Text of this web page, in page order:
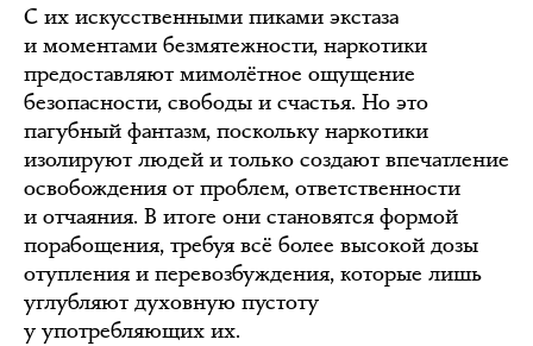
С их искусственными пиками экстаза
и моментами безмятежности, наркотики
предоставляют мимолётное ощущение
безопасности, свободы и счастья. Но это
пагубный фантазм, поскольку наркотики
изолируют людей и только создают впечатление
освобождения от проблем, ответственности
и отчаяния. В итоге они становятся формой
порабощения, требуя всё более высокой дозы
отупления и перевозбуждения, которые лишь
углубляют духовную пустоту
у употребляющих их.